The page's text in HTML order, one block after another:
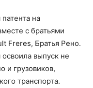
на
с братьями
Freres, Братья Рено.
выпуск не
и грузовиков,
транспорта.